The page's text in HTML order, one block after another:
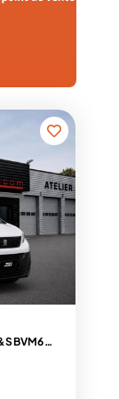
FGN TOLE LONG BLUEHDI 145 S&S BVM6 PREMIUM